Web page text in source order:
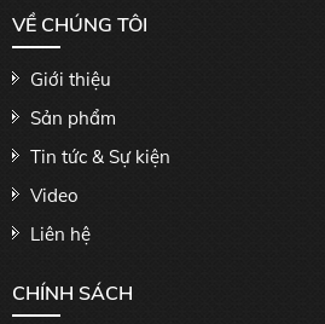
VỀ CHÚNG TÔI
Giới thiệu
Sản phẩm
Tin tức & Sự kiện
Video
Liên hệ
CHÍNH SÁCH